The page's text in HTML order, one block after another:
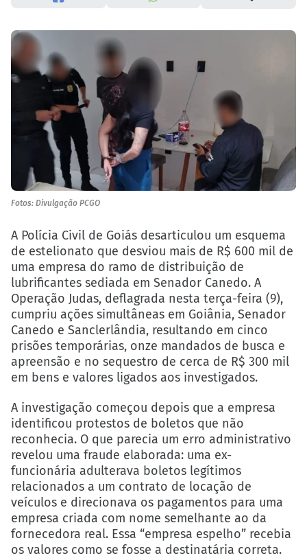
Fotos: Divulgação PCGO
A Polícia Civil de Goiás desarticulou um esquema
de estelionato que desviou mais de R$ 600 mil de
uma empresa do ramo de distribuição de
lubrificantes sediada em Senador Canedo. A
Operação Judas, deflagrada nesta terça-feira (9),
cumpriu ações simultâneas em Goiânia, Senador
Canedo e Sanclerlândia, resultando em cinco
prisões temporárias, onze mandados de busca e
apreensão e no sequestro de cerca de R$ 300 mil
em bens e valores ligados aos investigados.
A investigação começou depois que a empresa
identificou protestos de boletos que não
reconhecia. O que parecia um erro administrativo
revelou uma fraude elaborada: uma ex-
funcionária adulterava boletos legítimos
relacionados a um contrato de locação de
veículos e direcionava os pagamentos para uma
empresa criada com nome semelhante ao da
fornecedora real. Essa “empresa espelho” recebia
os valores como se fosse a destinatária correta.